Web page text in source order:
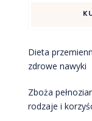
Dieta
zdrowe nawyki
Zboża
rodzaje i